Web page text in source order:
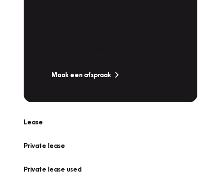
Maak een afspraak
Lease
Private lease
Private lease used